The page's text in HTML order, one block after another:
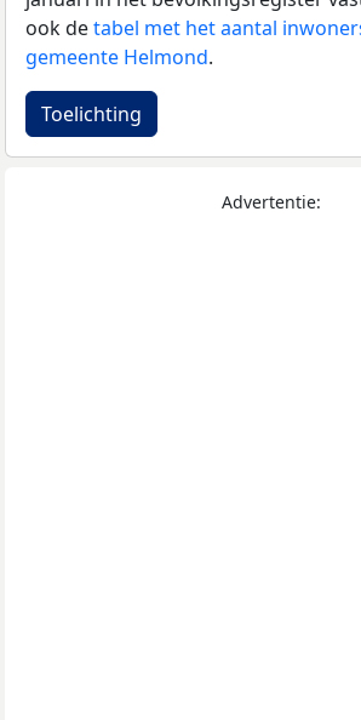
ook detabel met het aantal
gemeente Helmond.
Toelichting
Advertentie: